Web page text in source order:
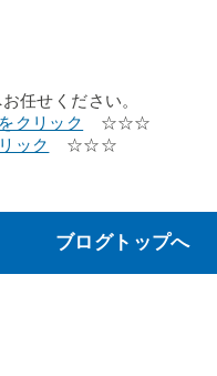
任せください。
クリック
☆☆☆
ック ☆☆☆
ブログトップへ